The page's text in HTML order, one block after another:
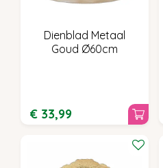
Dienblad Metaal
Goud Ø60cm
€ 33,99